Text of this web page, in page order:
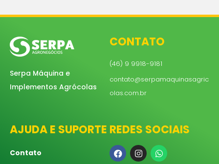
Serpa Máquina e
Implementos Agrócolas
CONTATO
(46) 9 9918-9181
contato@serpamaquinasagric
olas.com.br
AJUDA E SUPORTE
Contato
REDES SOCIAIS